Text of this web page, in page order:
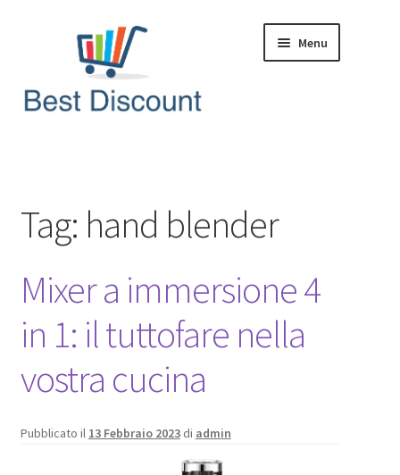
navigazione
Menu
Offerte in Tempo Reale
Articoli & News
Tag: hand blender
Mixer a immersione 4
in 1: il tuttofare nella
vostra cucina
Pubblicato il 13 Febbraio 2023 di admin